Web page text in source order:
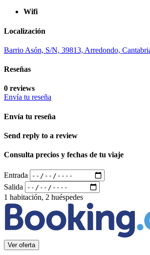
Wifi
Localización
Barrio Asón, S/N, 39813, Arredondo,
Reseñas
0 reviews
Envía tu reseña
Envía tu reseña
Send reply to a review
Consulta precios y fechas de tu viaje
Entrada
Salida
1 habitación, 2 huéspedes
Ver oferta